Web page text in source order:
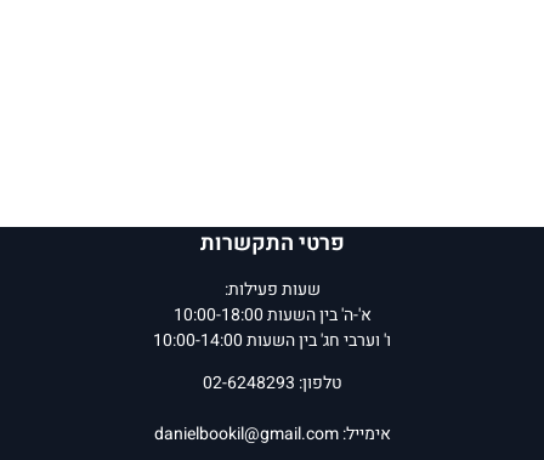
פרטי התקשרות
שעות פעילות:
א'-ה' בין השעות 10:00-18:00
ו' וערבי חג' בין השעות 10:00-14:00
טלפון: 02-6248293
אימייל:danielbookil@gmail.com